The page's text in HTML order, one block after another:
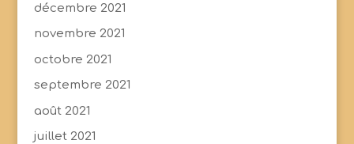
décembre 2021
novembre 2021
octobre 2021
septembre 2021
août 2021
juillet 2021